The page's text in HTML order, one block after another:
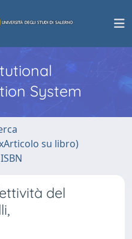
System
su libro)
del